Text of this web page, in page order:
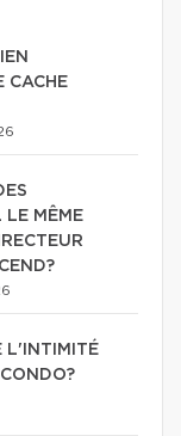
CACHE
LE MÊME
L'INTIMITÉ